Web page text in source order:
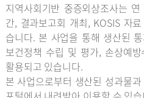
지역사회기반 중증외상조사는
간, 결과보고회 개최, KOSIS 자
습니다. 본 사업을 통해 생산된
보건정책 수립 및 평가, 손상예
활용되고 있습니다.
본 사업으로부터 생산된 성과물